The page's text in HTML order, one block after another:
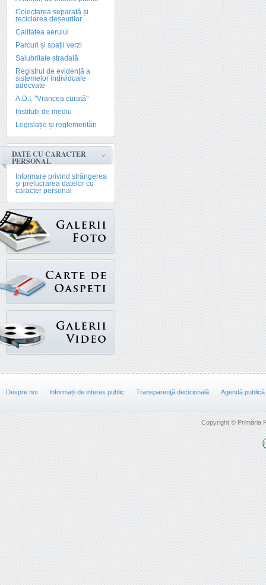
Colectarea separată și
reciclarea deșeurilor
Calitatea aerului
Parcuri și spații verzi
Salubritate stradală
Registrul de evidență a
sistemelor individuale
adecvate
A.D.I. "Vrancea curată"
Instituții de mediu
Legislație și reglementări
DATE CU CARACTER
PERSONAL
Informare privind strângerea
și prelucrarea datelor cu
caracter personal
Despre noi Informații de interes public Transparenţă decizională Agendă publică
Copyright © Primăria